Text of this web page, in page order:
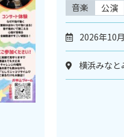
音楽 公演
2026年10
横浜みなと